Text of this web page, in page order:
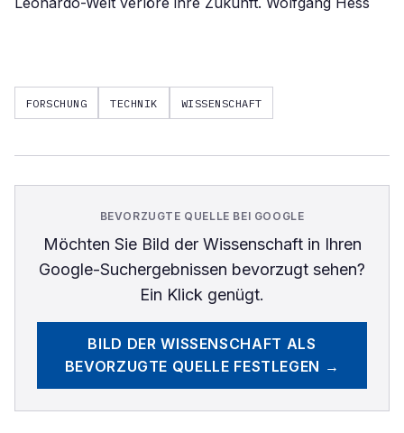
FORSCHUNG TECHNIK WISSENSCHAFT
BEVORZUGTE QUELLE BEI GOOGLE
Möchten Sie Bild der Wissenschaftin Ihren
Google-Suchergebnissen bevorzugt sehen?
Ein Klick genügt.
BILD DER WISSENSCHAFT ALS
BEVORZUGTE QUELLE FESTLEGEN →